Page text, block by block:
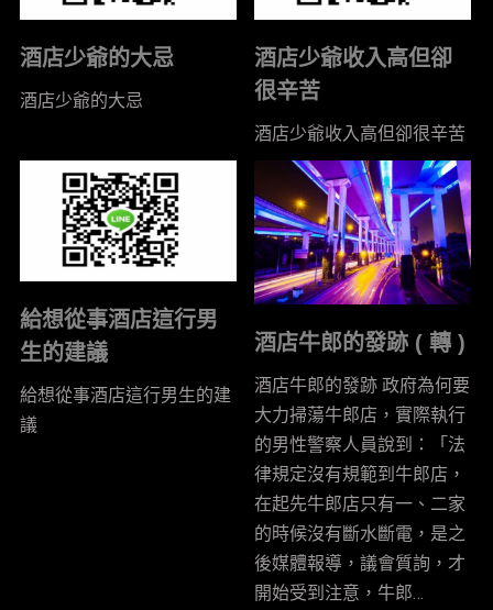
酒店少爺的大忌
酒店少爺的大忌
酒店少爺收入高但卻
很辛苦
酒店少爺收入高但卻很辛苦
給想從事酒店這行男
生的建議
給想從事酒店這行男生的建
議
酒店牛郎的發跡 ( 轉 )
酒店牛郎的發跡 政府為何要
大力掃蕩牛郎店，實際執行
的男性警察人員說到：「法
律規定沒有規範到牛郎店，
在起先牛郎店只有一、二家
的時候沒有斷水斷電，是之
後媒體報導，議會質詢，才
開始受到注意，牛郎…